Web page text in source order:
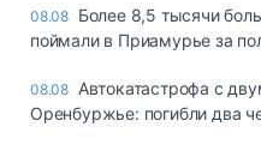
08.08 Более 8,5 тысячи
поймали в Приамурье за
08.08 Автокатастрофа с
Оренбуржье: погибли два